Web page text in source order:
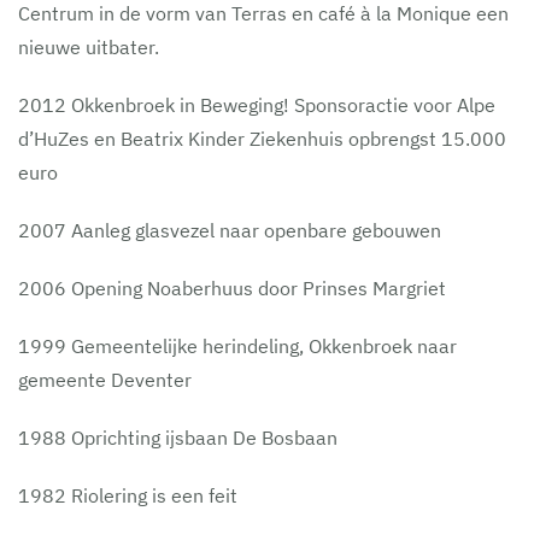
Centrum in de vorm van Terras en café à la Monique een
nieuwe uitbater.
2012 Okkenbroek in Beweging! Sponsoractie voor Alpe
d’HuZes en Beatrix Kinder Ziekenhuis opbrengst 15.000
euro
2007 Aanleg glasvezel naar openbare gebouwen
2006 Opening Noaberhuus door Prinses Margriet
1999 Gemeentelijke herindeling, Okkenbroek naar
gemeente Deventer
1988 Oprichting ijsbaan De Bosbaan
1982 Riolering is een feit